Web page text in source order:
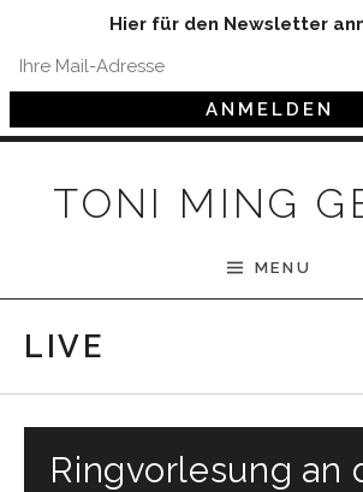
TONI MING
MENU
LIVE
Ringvorlesung an
Hier für den Newsletter